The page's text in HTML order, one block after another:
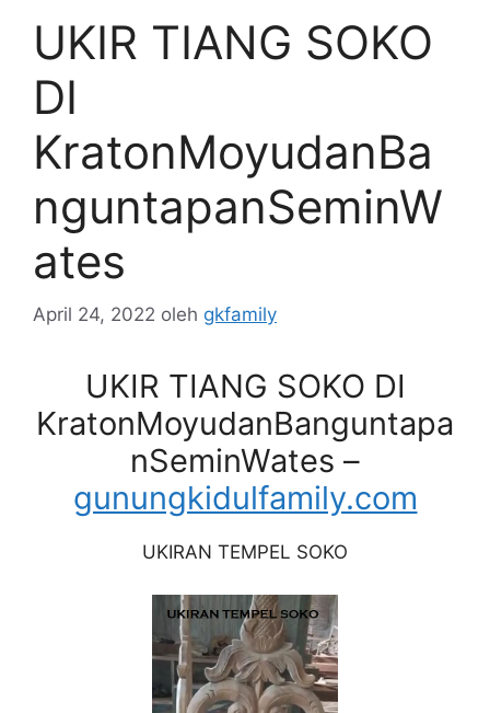
UKIR TIANG SOKO
DI
KratonMoyudanBa
nguntapanSeminW
ates
April 24, 2022 oleh gkfamily
UKIR TIANG SOKO DI
KratonMoyudanBanguntapa
nSeminWates –
gunungkidulfamily.com
UKIRAN TEMPEL SOKO